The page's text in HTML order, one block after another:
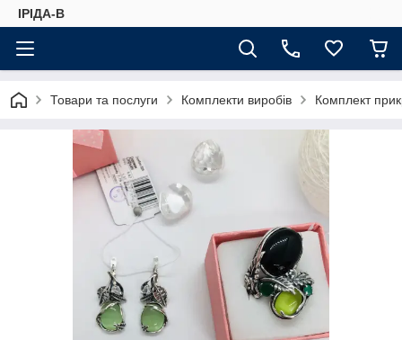
ІРІДА-В
Товари та послуги Комплекти виробів Комплект